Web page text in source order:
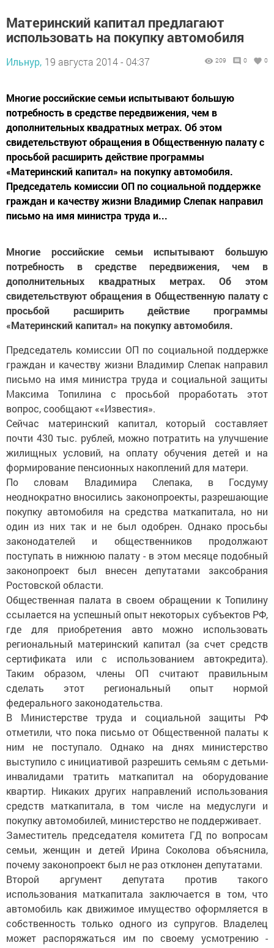
Материнский капитал предлагают
использовать на покупку автомобиля
Ильнур, 19 августа 2014 - 04:37 209 0 0
Многие российские семьи испытывают большую
потребность в средстве передвижения, чем в
дополнительных квадратных метрах. Об этом
свидетельствуют обращения в Общественную палату с
просьбой расширить действие программы
«Материнский капитал» на покупку автомобиля.
Председатель комиссии ОП по социальной поддержке
граждан и качеству жизни Владимир Слепак направил
письмо на имя министра труда и...
Многие российские семьи испытывают большую
потребность в средстве передвижения, чем в
дополнительных квадратных метрах. Об этом
свидетельствуют обращения в Общественную палату с
просьбой расширить действие программы
«Материнский капитал» на покупку автомобиля.
Председатель комиссии ОП по социальной поддержке
граждан и качеству жизни Владимир Слепак направил
письмо на имя министра труда и социальной защиты
Максима Топилина с просьбой проработать этот
вопрос, сообщают ««Известия».
Сейчас материнский капитал, который составляет
почти 430 тыс. рублей, можно потратить на улучшение
жилищных условий, на оплату обучения детей и на
формирование пенсионных накоплений для матери.
По словам Владимира Слепака, в Госдуму
неоднократно вносились законопроекты, разрешающие
покупку автомобиля на средства маткапитала, но ни
один из них так и не был одобрен. Однако просьбы
законодателей и общественников продолжают
поступать в нижнюю палату - в этом месяце подобный
законопроект был внесен депутатами заксобрания
Ростовской области.
Общественная палата в своем обращении к Топилину
ссылается на успешный опыт некоторых субъектов РФ,
где для приобретения авто можно использовать
региональный материнский капитал (за счет средств
сертификата или с использованием автокредита).
Таким образом, члены ОП считают правильным
сделать этот региональный опыт нормой
федерального законодательства.
В Министерстве труда и социальной защиты РФ
отметили, что пока письмо от Общественной палаты к
ним не поступало. Однако на днях министерство
выступило с инициативой разрешить семьям с детьми-
инвалидами тратить маткапитал на оборудование
квартир. Никаких других направлений использования
средств маткапитала, в том числе на медуслуги и
покупку автомобилей, министерство не поддерживает.
Заместитель председателя комитета ГД по вопросам
семьи, женщин и детей Ирина Соколова объяснила,
почему законопроект был не раз отклонен депутатами.
Второй аргумент депутата против такого
использования маткапитала заключается в том, что
автомобиль как движимое имущество оформляется в
собственность только одного из супругов. Владелец
может распоряжаться им по своему усмотрению -